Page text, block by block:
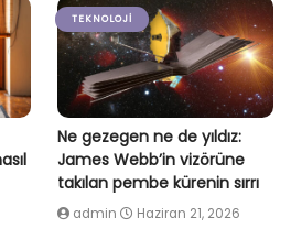
TEKNOLOJI
Ne gezegen ne de yıldız:
James Webb’in vizörüne
takılan pembe kürenin sırrı
admin Haziran 21, 2026